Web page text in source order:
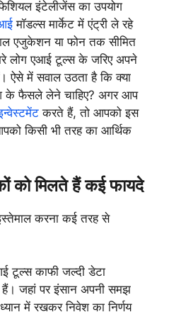
इंटेलीजेंस का उपयोग
मॉडल्स मार्केट में एंट्री ले रहे
एजुकेशन या फोन तक सीमित
लोग एआई टूल्स के जरिए अपने
ऐसे में सवाल उठता है कि क्या
के फैसले लेने चाहिए? अगर आप
करते हैं, तो आपको इस
किसी भी तरह का आर्थिक
को मिलते हैं कई फायदे
करना कई तरह से
टूल्स काफी जल्दी डेटा
जहां पर इंसान अपनी समझ
में रखकर निवेश का निर्णय